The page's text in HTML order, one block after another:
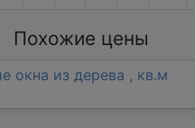
Похожие цены
окна из дерева , кв.м